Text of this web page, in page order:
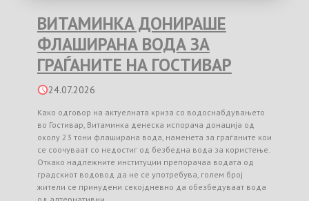
ВИТАМИНКА ДОНИРАШЕ
ФЛАШИРАНА ВОДА ЗА
ГРАЃАНИТЕ НА ГОСТИВАР
24.07.2026
Како одговор на актуелната криза со водоснабдувањето
во Гостивар, Витаминка денеска испорача донација од
околу 23 тони флаширана вода, наменета за граѓаните кои
се соочуваат со недостиг од безбедна вода за користење.
Откако надлежните институции препорачаа водата од
градскиот водовод да не се употребува, голем број
жители се принудени секојдневно да обезбедуваат вода